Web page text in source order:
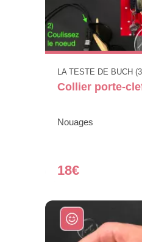
LA TESTE DE BUCH
Collier porte-
Nouages
18€